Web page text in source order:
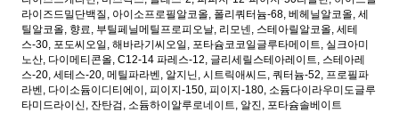
라이즈드밀단백질, 아이소프로필알코올, 폴리쿼터늄-68, 베헤닐알코올, 세
틸알코올, 향료, 부틸페닐메틸프로피오날, 리모넨, 스테아릴알코올, 세테
스-30, 포도씨오일, 해바라기씨오일, 포타슘코코일글루타메이트, 실크아미
노산, 다이메티콘올, C12-14 파레스-12, 글리세릴스테아레이트, 스테아레
스-20, 세테스-20, 메틸파라벤, 알지닌, 시트릭애씨드, 쿼터늄-52, 프로필파
라벤, 다이소듐이디티에이, 피이지-150, 피이지-180, 소듐다이라우미도글루
타미드라이신, 잔탄검, 소듐하이알루로네이트, 알진, 포타슘솔베이트